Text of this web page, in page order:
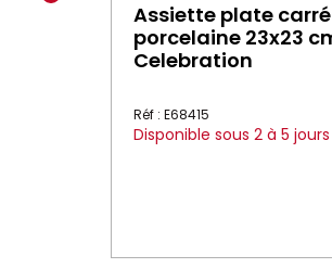
Assiette plate
porcelaine 23x23
Celebration
Réf : E68415
Disponible sous 2 à 5 jours